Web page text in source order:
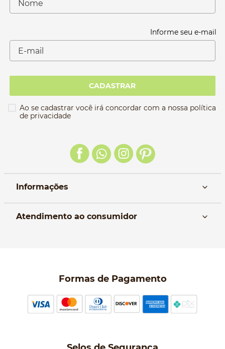
Informe seu e-mail
CADASTRAR
Ao se cadastrar você irá concordar com a nossa política
de privacidade
Informações
Atendimento ao consumidor
Política de Privacidade
Perguntas frequentes
Formas de Pagamento